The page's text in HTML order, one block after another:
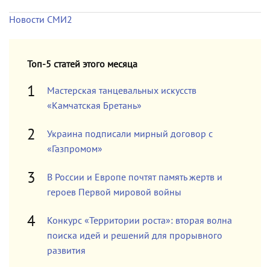
Новости СМИ2
Топ-5 статей этого месяца
Мастерская танцевальных искусств
«Камчатская Бретань»
Украина подписали мирный договор с
«Газпромом»
В России и Европе почтят память жертв и
героев Первой мировой войны
Конкурс «Территории роста»: вторая волна
поиска идей и решений для прорывного
развития